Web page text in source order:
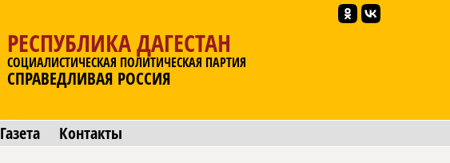
РЕСПУБЛИКА ДАГЕСТАН
СОЦИАЛИСТИЧЕСКАЯ ПОЛИТИЧЕСКАЯ ПАРТИЯ
СПРАВЕДЛИВАЯ РОССИЯ
Газета Контакты